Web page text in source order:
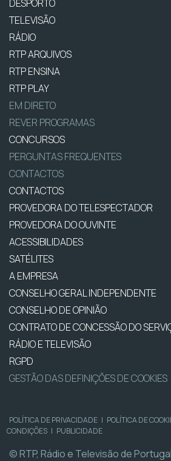
DESPORTO
TELEVISÃO
RÁDIO
RTP ARQUIVOS
RTP ENSINA
RTP PLAY
EM DIRETO
REVER PROGRAMAS
CONCURSOS
PERGUNTAS FREQUENTES
CONTACTOS
CONTACTOS
PROVEDORA DO TELESPECTADOR
PROVEDORA DO OUVINTE
ACESSIBILIDADES
SATÉLITES
A EMPRESA
CONSELHO GERAL INDEPENDENTE
CONSELHO DE OPINIÃO
CONTRATO DE CONCESSÃO DO
RÁDIO E TELEVISÃO
RGPD
GESTÃO DAS DEFINIÇÕES DE COOKIES
POLÍTICA DE PRIVACIDADE | POLÍTICA DE
CONDIÇÕES | PUBLICIDADE
© RTP, Rádio e Televisão de